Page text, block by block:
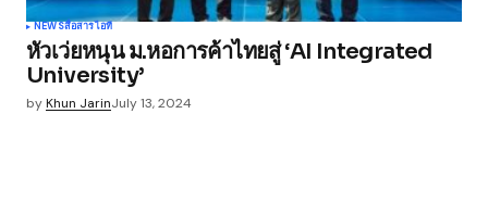
NEWSสื่อสารไอที
หัวเว่ยหนุน ม.หอการค้าไทยสู่ ‘AI Integrated
University’
byKhun JarinJuly 13, 2024